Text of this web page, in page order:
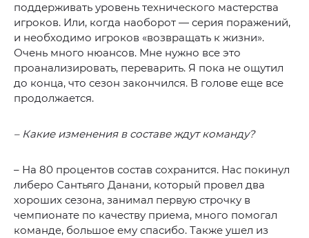
поддерживать уровень технического мастерства
игроков. Или, когда наоборот — серия поражений,
и необходимо игроков «возвращать к жизни».
Очень много нюансов. Мне нужно все это
проанализировать, переварить. Я пока не ощутил
до конца, что сезон закончился. В голове еще все
продолжается.
– Какие изменения в составе ждут команду?
– На 80 процентов состав сохранится. Нас покинул
либеро Сантьяго Данани, который провел два
хороших сезона, занимал первую строчку в
чемпионате по качеству приема, много помогал
команде, большое ему спасибо. Также ушел из